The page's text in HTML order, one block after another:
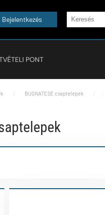
Bejelentkezés
PONT
BUGNATESE csaptelepek